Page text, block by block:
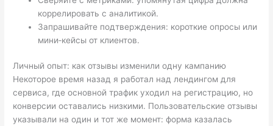
коррелировать с аналитикой.
Запрашивайте подтверждения: короткие опросы или
мини‑кейсы от клиентов.
Личный опыт: как отзывы изменили одну кампанию
Некоторое время назад я работал над лендингом для
сервиса, где основной трафик уходил на регистрацию, но
конверсии оставались низкими. Пользовательские отзывы
указывали на один и тот же момент: форма казалась